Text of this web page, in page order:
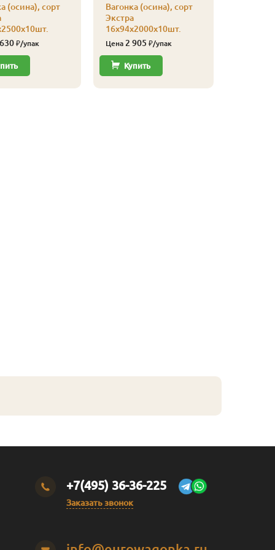
(осина), сорт
₽/упак
Вагонка (осина), сорт
Экстра
16х94х2000х10шт.
Цена 2 905 ₽/упак
Купить
+7(495) 36-36-225
Заказать звонок